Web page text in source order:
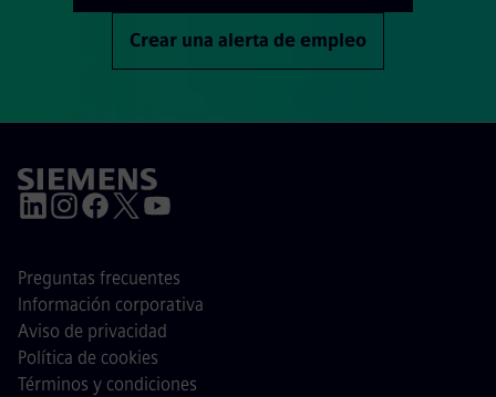
Crear una alerta de empleo
Preguntas frecuentes
Información corporativa
Aviso de privacidad
Política de cookies
Términos y condiciones